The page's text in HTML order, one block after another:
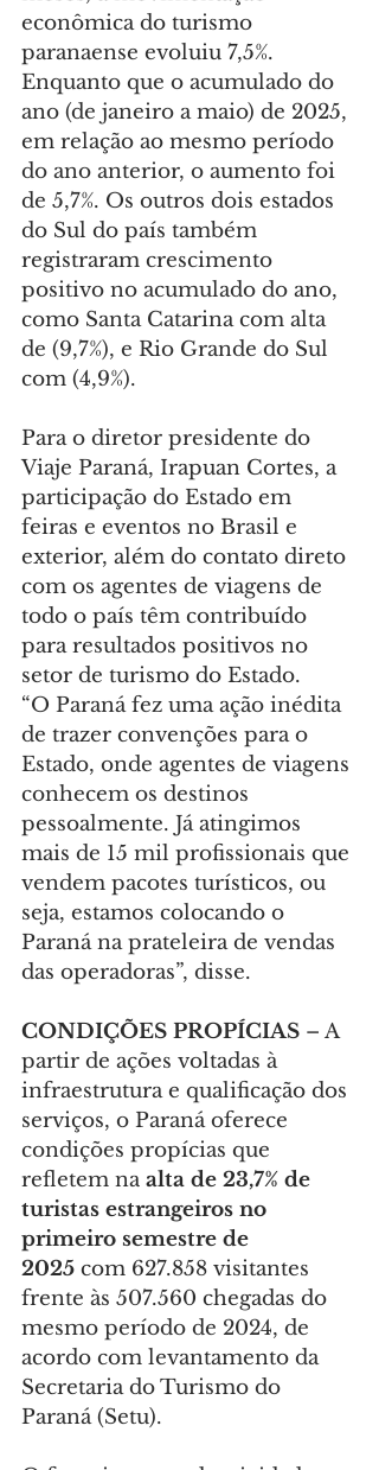
econômica do turismo
paranaense evoluiu 7,5%.
Enquanto que o acumulado do
ano (de janeiro a maio) de 2025,
em relação ao mesmo período
do ano anterior, o aumento foi
de 5,7%. Os outros dois estados
do Sul do país também
registraram crescimento
positivo no acumulado do ano,
como Santa Catarina com alta
de (9,7%), e Rio Grande do Sul
com (4,9%).
Para o diretor presidente do
Viaje Paraná, Irapuan Cortes, a
participação do Estado em
feiras e eventos no Brasil e
exterior, além do contato direto
com os agentes de viagens de
todo o país têm contribuído
para resultados positivos no
setor de turismo do Estado.
“O Paraná fez uma ação inédita
de trazer convenções para o
Estado, onde agentes de viagens
conhecem os destinos
pessoalmente. Já atingimos
mais de 15 mil profissionais que
vendem pacotes turísticos, ou
seja, estamos colocando o
Paraná na prateleira de vendas
das operadoras”, disse.
CONDIÇÕES PROPÍCIAS – A
partir de ações voltadas à
infraestrutura e qualificação dos
serviços, o Paraná oferece
condições propícias que
refletem na alta de 23,7% de
turistas estrangeiros no
primeiro semestre de
2025 com 627.858 visitantes
frente às 507.560 chegadas do
mesmo período de 2024, de
acordo com levantamento da
Secretaria do Turismo do
Paraná (Setu).